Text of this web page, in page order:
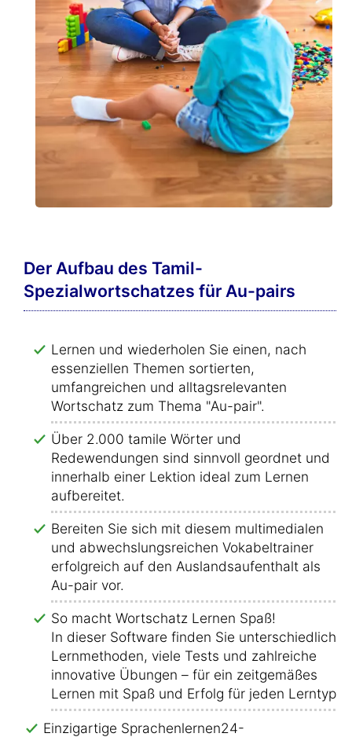
Der Aufbau des Tamil-
Spezialwortschatzes für Au-pairs
Lernen und wiederholen Sie einen, nach
essenziellen Themen sortierten,
umfangreichen und alltagsrelevanten
Wortschatz zum Thema "Au-pair".
Über 2.000 tamile Wörter und
Redewendungen sind sinnvoll geordnet und
innerhalb einer Lektion ideal zum Lernen
aufbereitet.
Bereiten Sie sich mit diesem multimedialen
und abwechslungsreichen Vokabeltrainer
erfolgreich auf den Auslandsaufenthalt als
Au-pair vor.
So macht Wortschatz Lernen Spaß!
In dieser Software finden Sie unterschiedliche
Lernmethoden, viele Tests und zahlreiche
innovative Übungen – für ein zeitgemäßes
Lernen mit Spaß und Erfolg für jeden Lerntyp!
Einzigartige Sprachenlernen24-